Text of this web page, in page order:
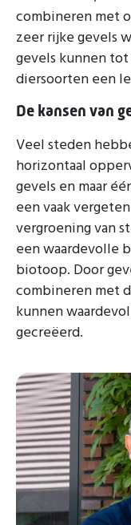
combineren met
zeer rijke gevels
gevels kunnen
diersoorten een
De kansen van
Veel steden
horizontaal
gevels en maar
een vaak
vergroening van
een waardevolle
biotoop. Door
combineren met
kunnen
gecreëerd.